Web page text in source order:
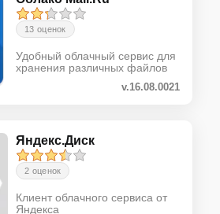
13 оценок
Удобный облачный сервис для
хранения различных файлов
v.16.08.0021
Яндекс.Диск
2 оценок
Клиент облачного сервиса от
Яндекса